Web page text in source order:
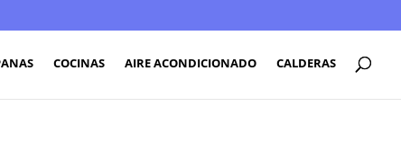
COCINAS AIRE ACONDICIONADO CALDERAS